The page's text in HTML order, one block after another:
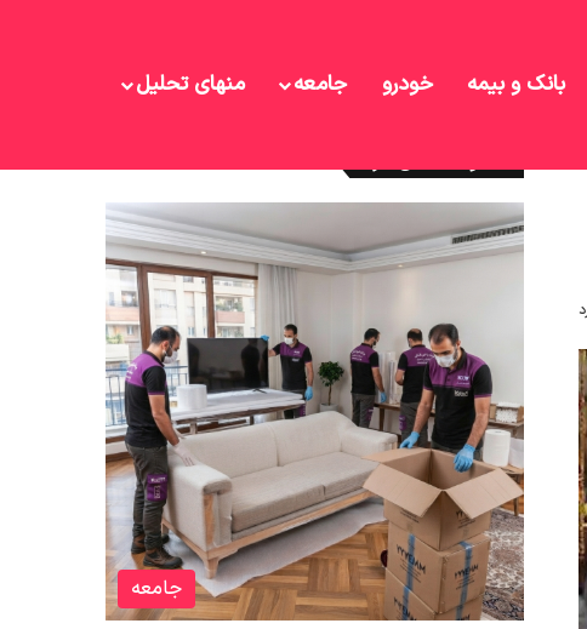
بانک و بیمه خودرو جامعه منهای تحلیل
جامعه